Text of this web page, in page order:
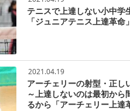
テニスで上達しない小中学
「ジュニアテニス上達革命」
2021.04.19
アーチェリーの射型・正し
～上達しないのは最初から
るから「アーチェリー上達